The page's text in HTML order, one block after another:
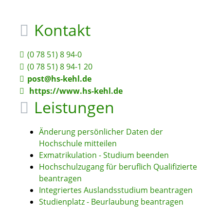
Kontakt
(0 78 51) 8 94-0
(0 78 51) 8 94-1 20
post@hs-kehl.de
https://www.hs-kehl.de
Leistungen
Änderung persönlicher Daten der
Hochschule mitteilen
Exmatrikulation - Studium beenden
Hochschulzugang für beruflich Qualifizierte
beantragen
Integriertes Auslandsstudium beantragen
Studienplatz - Beurlaubung beantragen